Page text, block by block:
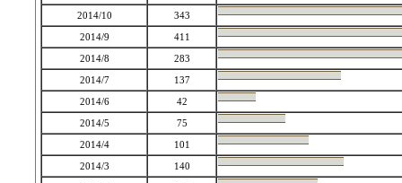
2014/10
343
2014/9
411
2014/8
283
2014/7
137
2014/6
42
2014/5
75
2014/4
101
2014/3
140